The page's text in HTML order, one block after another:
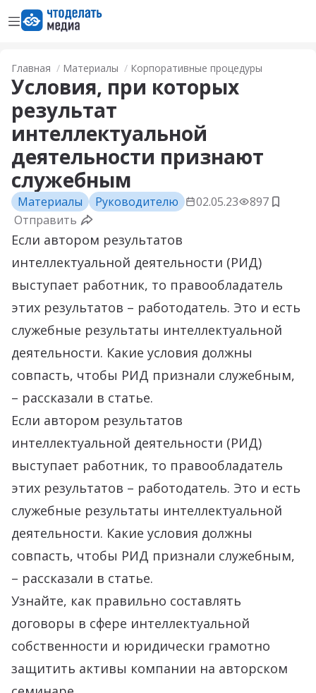
Открыть менюПерейти на главную страницу
Главная Материалы Корпоративные процедуры
Условия, при которых
результат
интеллектуальной
деятельности признают
служебным
Материалы Руководителю 02.05.23 897
Отправить
Если автором результатов
интеллектуальной деятельности (РИД)
выступает работник, то правообладатель
этих результатов – работодатель. Это и есть
служебные результаты интеллектуальной
деятельности. Какие условия должны
совпасть, чтобы РИД признали служебным,
– рассказали в статье.
Если автором результатов
интеллектуальной деятельности (РИД)
выступает работник, то правообладатель
этих результатов – работодатель. Это и есть
служебные результаты интеллектуальной
деятельности. Какие условия должны
совпасть, чтобы РИД признали служебным,
– рассказали в статье.
Узнайте, как правильно составлять
договоры в сфере интеллектуальной
собственности и юридически грамотно
защитить активы компании на авторском